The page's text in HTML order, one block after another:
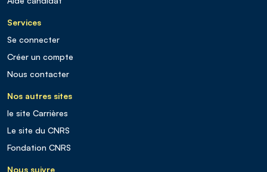
Services
Se connecter
Créer un compte
Nous contacter
Nos autres sites
le site Carrières
Le site du CNRS
Fondation CNRS
Nous suivre